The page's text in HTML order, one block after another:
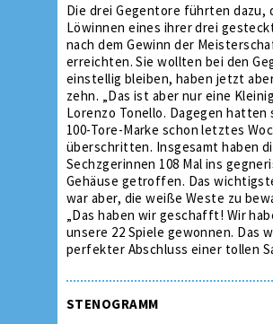
Die drei Gegentore führten dazu,
Löwinnen eines ihrer drei
nach dem Gewinn der
erreichten. Sie wollten bei den
einstellig bleiben, haben jetzt
zehn. „Das ist aber nur eine
Lorenzo Tonello. Dagegen hatten
100-Tore-Marke schon letztes
überschritten. Insgesamt haben
Sechzgerinnen 108 Mal ins
Gehäuse getroffen. Das
war aber, die weiße Weste zu
„Das haben wir geschafft! Wir
unsere 22 Spiele gewonnen. Das
perfekter Abschluss einer tollen
STENOGRAMM